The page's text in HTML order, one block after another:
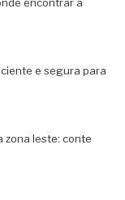
e segura para
zona leste: conte